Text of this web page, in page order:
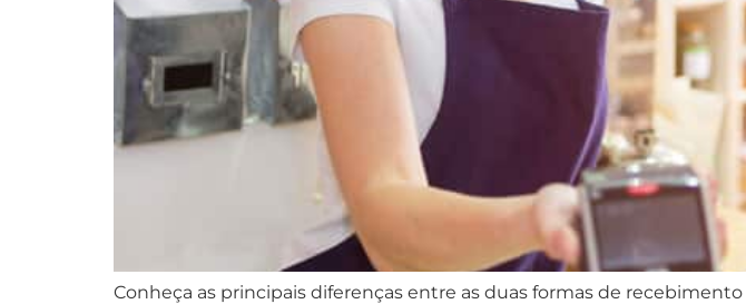
Conheça as principais diferenças entre as duas formas de